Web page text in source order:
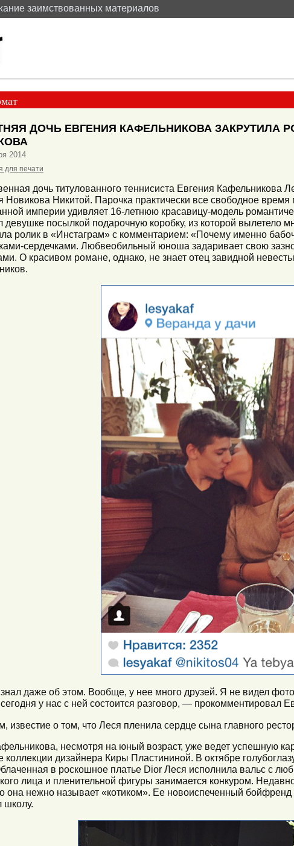
заимствованных материалов
ДОЧЬ ЕВГЕНИЯ КАФЕЛЬНИКОВА ЗАКРУТИЛА
2014
для печати
дочь титулованного теннисиста Евгения Кафельникова
Новикова Никитой. Парочка практически все свободное
империи удивляет 16-летнюю красавицу-модель
девушке посылкой подарочную коробку, из которой вылетело
ролик в «Инстаграм» с комментарием: «Почему именно
сердечками. Любвеобильный юноша задаривает свою
О красивом романе, однако, не знает отец завидной
даже об этом. Вообще, у нее много друзей. Я не видел
у нас с ней состоится разговор, — прокомментировал
известие о том, что Леся пленила сердце сына главного
несмотря на юный возраст, уже ведет успешную
коллекции дизайнера Киры Пластининой. В октябре
в роскошное платье Dior Леся исполнила вальс с
лица и пленительной фигуры занимается конкуром.
она нежно называет «котиком». Ее новоиспеченный
школу.